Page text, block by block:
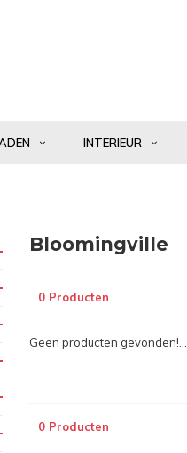
INTERIEUR
Bloomingville
0 Producten
Geen producten gevonden!...
0 Producten